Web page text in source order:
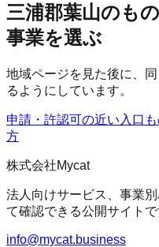
三浦郡葉山のも
事業を選ぶ
地域ページを見た後に、
るようにしています。
申請・許認可の近い入口
方
株式会社Mycat
法人向けサービス、事業
て確認できる公開サイトで
info@mycat.business